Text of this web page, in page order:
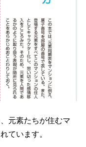
元素たちが住むマ
ています。